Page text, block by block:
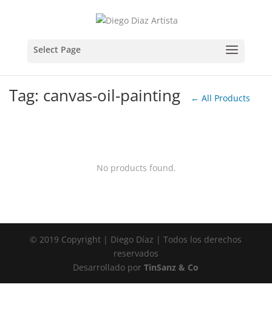
Tag: canvas-oil-painting ← All Products
No products found.
© 2019 Copyright | Diego Díaz | Todos los derechos
reservados
Desarrollado porTinSanz & Co